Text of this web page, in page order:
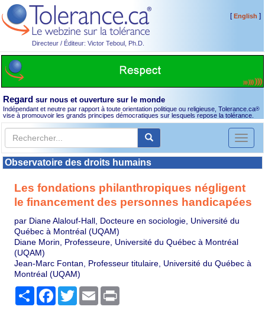
Directeur / Éditeur: Victor Teboul, Ph.D.
[English ]
Regard sur nous et ouverture sur le monde
Indépendant et neutre par rapport à toute orientation politique ou religieuse, Tolerance.ca®
vise à promouvoir les grands principes démocratiques sur lesquels repose la tolérance.
Toggle
Observatoire des droits humains
Les fondations philanthropiques négligent
le financement des personnes handicapées
par Diane Alalouf-Hall, Docteure en sociologie, Université du
Québec à Montréal (UQAM)
Diane Morin, Professeure, Université du Québec à Montréal
(UQAM)
Jean-Marc Fontan, Professeur titulaire, Université du Québec à
Montréal (UQAM)
PartagerFacebook
TwitterEmail